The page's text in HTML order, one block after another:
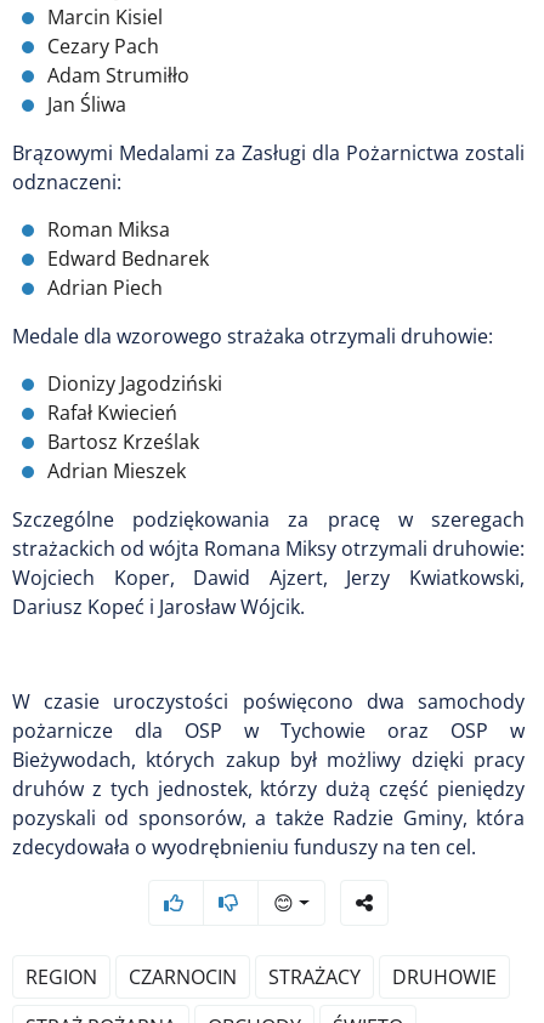
Marcin Kisiel
Cezary Pach
Adam Strumiłło
Jan Śliwa
Brązowymi Medalami za Zasługi dla Pożarnictwa zostali
odznaczeni:
Roman Miksa
Edward Bednarek
Adrian Piech
Medale dla wzorowego strażaka otrzymali druhowie:
Dionizy Jagodziński
Rafał Kwiecień
Bartosz Krześlak
Adrian Mieszek
Szczególne podziękowania za pracę w szeregach
strażackich od wójta Romana Miksy otrzymali druhowie:
Wojciech Koper, Dawid Ajzert, Jerzy Kwiatkowski,
Dariusz Kopeć i Jarosław Wójcik.
W czasie uroczystości poświęcono dwa samochody
pożarnicze dla OSP w Tychowie oraz OSP w
Bieżywodach, których zakup był możliwy dzięki pracy
druhów z tych jednostek, którzy dużą część pieniędzy
pozyskali od sponsorów, a także Radzie Gminy, która
zdecydowała o wyodrębnieniu funduszy na ten cel.
😊
REGION CZARNOCIN STRAŻACY
DRUHOWIE